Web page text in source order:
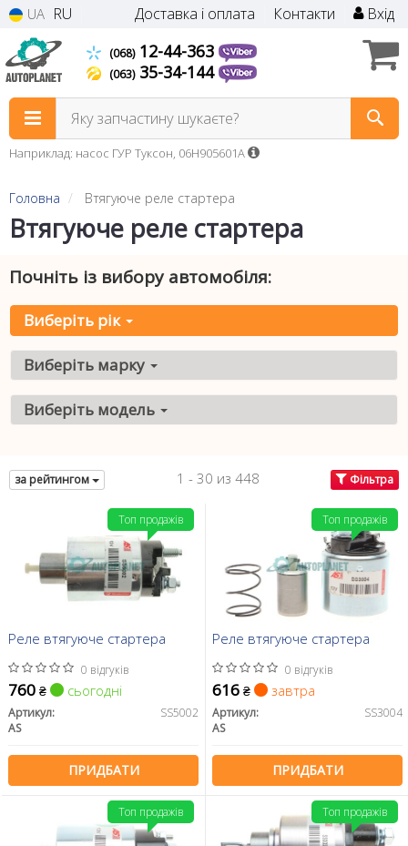
UA RU Доставка і оплата Контакти Вхід
(068)12-44-363
(063)35-34-144
Яку запчастину шукаєте?
Наприклад: насос ГУР Туксон, 06H905601A
Головна Втягуюче реле стартера
Втягуюче реле стартера
Почніть із вибору автомобіля:
Виберіть рік
Виберіть марку
Виберіть модель
за рейтингом 1 - 30 из 448 Фільтра
Реле втягуюче стартера
0 відгуків
760 ₴ сьогодні
Артикул:
SS5002
AS
ПРИДБАТИ
Топ продажів
Реле втягуюче стартера
0 відгуків
616 ₴ завтра
Артикул:
SS3004
AS
ПРИДБАТИ
Топ продажів
Топ продажів Топ продажів